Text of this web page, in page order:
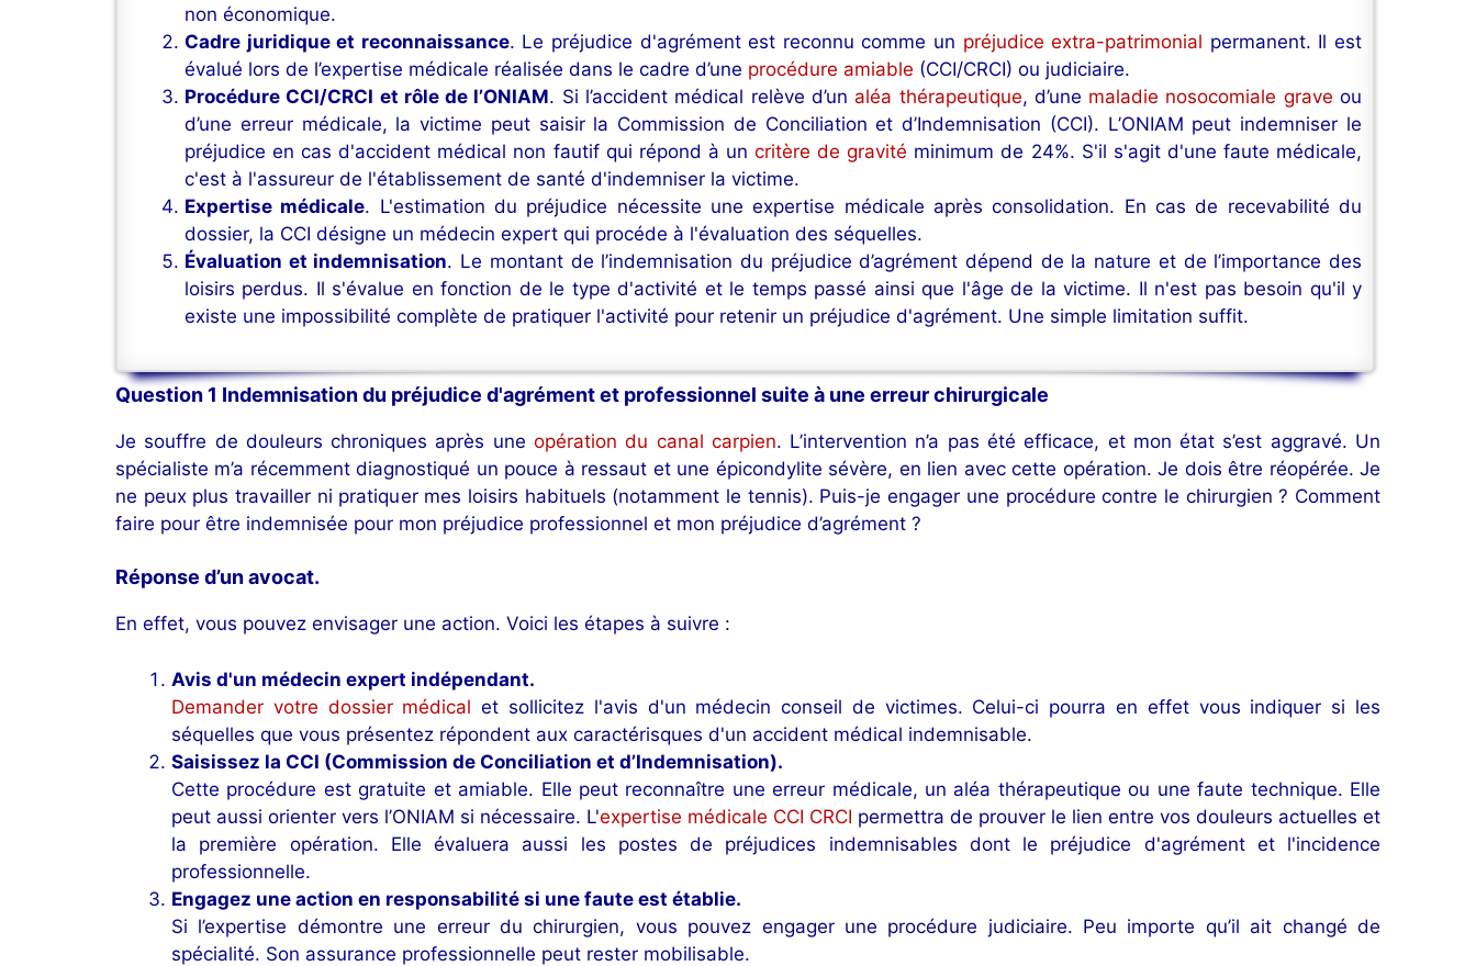
non économique.
Cadre juridique et reconnaissance. Le préjudice d'agrément est reconnu comme un préjudice extra-patrimonial permanent. Il est
évalué lors de l’expertise médicale réalisée dans le cadre d’une procédure amiable (CCI/CRCI) ou judiciaire.
Procédure CCI/CRCI et rôle de l’ONIAM. Si l’accident médical relève d’un aléa thérapeutique, d’une maladie nosocomiale grave ou
d’une erreur médicale, la victime peut saisir la Commission de Conciliation et d’Indemnisation (CCI). L’ONIAM peut indemniser le
préjudice en cas d'accident médical non fautif qui répond à uncritère de gravité minimum de 24%. S'il s'agit d'une faute médicale,
c'est à l'assureur de l'établissement de santé d'indemniser la victime.
Expertise médicale. L'estimation du préjudice nécessite une expertise médicale après consolidation. En cas de recevabilité du
dossier, la CCI désigne un médecin expert qui procéde à l'évaluation des séquelles.
Évaluation et indemnisation. Le montant de l’indemnisation du préjudice d’agrément dépend de la nature et de l’importance des
loisirs perdus. Il s'évalue en fonction de le type d'activité et le temps passé ainsi que l'âge de la victime. Il n'est pas besoin qu'il y
existe une impossibilité complète de pratiquer l'activité pour retenir un préjudice d'agrément. Une simple limitation suffit.
Question 1 Indemnisation du préjudice d'agrément et professionnel suite à une erreur chirurgicale
Je souffre de douleurs chroniques après une opération du canal carpien. L’intervention n’a pas été efficace, et mon état s’est aggravé. Un
spécialiste m’a récemment diagnostiqué un pouce à ressaut et une épicondylite sévère, en lien avec cette opération. Je dois être réopérée. Je
ne peux plus travailler ni pratiquer mes loisirs habituels (notamment le tennis). Puis-je engager une procédure contre le chirurgien ? Comment
faire pour être indemnisée pour mon préjudice professionnel et mon préjudice d’agrément ?
Réponse d’un avocat.
En effet, vous pouvez envisager une action. Voici les étapes à suivre :
Avis d'un médecin expert indépendant.
Demander votre dossier médical et sollicitez l'avis d'un médecin conseil de victimes. Celui-ci pourra en effet vous indiquer si les
séquelles que vous présentez répondent aux caractérisques d'un accident médical indemnisable.
Saisissez la CCI (Commission de Conciliation et d’Indemnisation).
Cette procédure est gratuite et amiable. Elle peut reconnaître une erreur médicale, un aléa thérapeutique ou une faute technique. Elle
peut aussi orienter vers l’ONIAM si nécessaire. L'expertise médicale CCI CRCI permettra de prouver le lien entre vos douleurs actuelles et
la première opération. Elle évaluera aussi les postes de préjudices indemnisables dont le préjudice d'agrément et l'incidence
professionnelle.
Engagez une action en responsabilité si une faute est établie.
Si l’expertise démontre une erreur du chirurgien, vous pouvez engager une procédure judiciaire. Peu importe qu’il ait changé de
spécialité. Son assurance professionnelle peut rester mobilisable.